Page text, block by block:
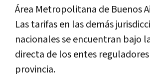
Área Metropolitana de Buenos
Las tarifas en las demás
nacionales se encuentran bajo
directa de los entes
provincia.